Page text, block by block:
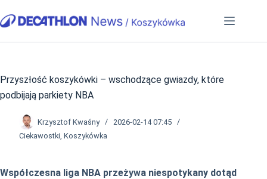
do
Przyszłość koszykówki – wschodzące gwiazdy, które
podbijają parkiety NBA
Krzysztof Kwaśny
2026-02-14 07:45
Ciekawostki, Koszykówka
Współczesna liga NBA przeżywa niespotykany dotąd